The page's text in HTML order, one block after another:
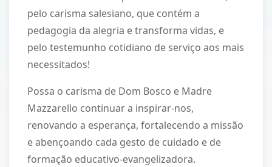
pelo carisma salesiano, que contém a
pedagogia da alegria e transforma vidas, e
pelo testemunho cotidiano de serviço aos mais
necessitados!
Possa o carisma de Dom Bosco e Madre
Mazzarello continuar a inspirar-nos,
renovando a esperança, fortalecendo a missão
e abençoando cada gesto de cuidado e de
formação educativo-evangelizadora.